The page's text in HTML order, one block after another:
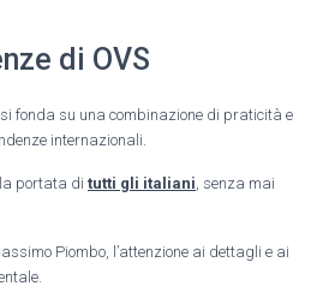
di OVS
fonda su una combinazione di praticità e
internazionali.
portata di tutti gli italiani , senza mai
Piombo, l’attenzione ai dettagli e ai